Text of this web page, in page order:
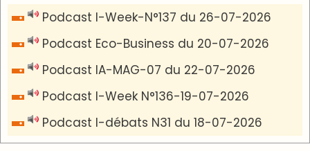
LES PLUS RÉCENTS CLASSEURS
دِيمَا المَغرِب Clip
Clip : 🎵Allez, allez ! Ramenez-nous cette